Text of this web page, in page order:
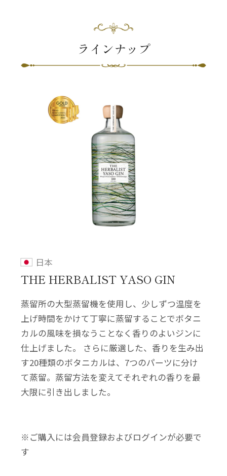
ラインナップ
日本
THE HERBALIST YASO GIN
蒸留所の大型蒸留機を使用し、少しずつ温度を
上げ時間をかけて丁寧に蒸留することでボタニ
カルの風味を損なうことなく香りのよいジンに
仕上げました。 さらに厳選した、香りを生み出
す20種類のボタニカルは、7つのパーツに分け
て蒸留。蒸留方法を変えてそれぞれの香りを最
大限に引き出しました。
※ご購入には会員登録およびログインが必要で
す